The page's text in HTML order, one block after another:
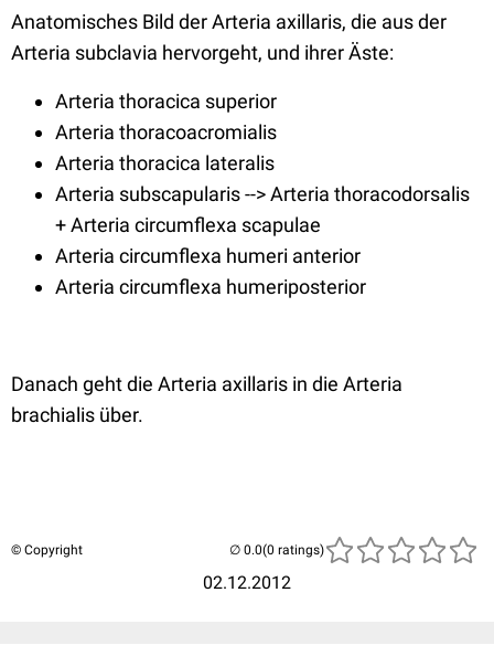
Anatomisches Bild der Arteria axillaris, die aus der
Arteria subclavia hervorgeht, und ihrer Äste:
Arteria thoracica superior
Arteria thoracoacromialis
Arteria thoracica lateralis
Arteria subscapularis --> Arteria thoracodorsalis
+ Arteria circumflexa scapulae
Arteria circumflexa humeri anterior
Arteria circumflexa humeriposterior
Danach geht die Arteria axillaris in die Arteria
brachialis über.
© Copyright
02.12.2012
(0 ratings)